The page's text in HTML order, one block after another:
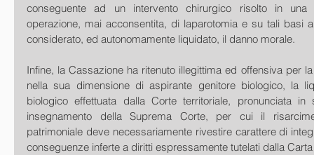
conseguente ad un intervento chirurgico risolto in
operazione, mai acconsentita, di laparotomia e su tali basi
considerato, ed autonomamente liquidato, il danno morale.
Infine, la Cassazione ha ritenuto illegittima ed offensiva per
nella sua dimensione di aspirante genitore biologico, la
biologico effettuata dalla Corte territoriale, pronunciata
insegnamento della Suprema Corte, per cui il
patrimoniale deve necessariamente rivestire carattere di
conseguenze inferte a diritti espressamente tutelati dalla